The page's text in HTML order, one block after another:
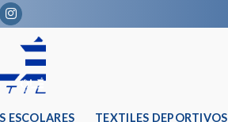
ESCOLARES TEXTILES DEPORTIVOS